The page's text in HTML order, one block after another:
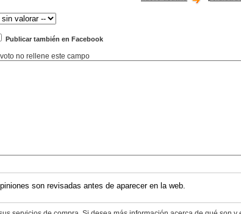
Publicar también en Facebook
no rellene este campo
son revisadas antes de aparecer en la web.